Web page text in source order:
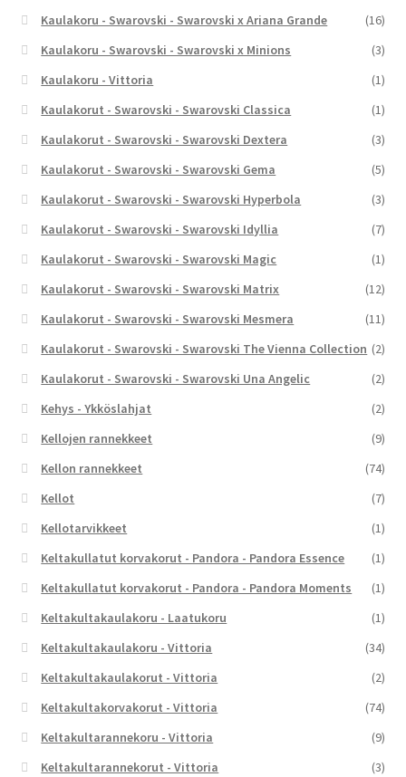
Kaulakoru - Swarovski - Swarovski x Ariana Grande
(16)
Kaulakoru - Swarovski - Swarovski x Minions
(3)
Kaulakoru - Vittoria
(1)
Kaulakorut - Swarovski - Swarovski Classica
(1)
Kaulakorut - Swarovski - Swarovski Dextera
(3)
Kaulakorut - Swarovski - Swarovski Gema
(5)
Kaulakorut - Swarovski - Swarovski Hyperbola
(3)
Kaulakorut - Swarovski - Swarovski Idyllia
(7)
Kaulakorut - Swarovski - Swarovski Magic
(1)
Kaulakorut - Swarovski - Swarovski Matrix
(12)
Kaulakorut - Swarovski - Swarovski Mesmera
(11)
Kaulakorut - Swarovski - Swarovski The Vienna Collection (2)
Kaulakorut - Swarovski - Swarovski Una Angelic
(2)
Kehys - Ykköslahjat
(2)
Kellojen rannekkeet
(9)
Kellon rannekkeet
(74)
Kellot
(7)
Kellotarvikkeet
(1)
Keltakullatut korvakorut - Pandora - Pandora Essence
(1)
Keltakullatut korvakorut - Pandora - Pandora Moments
(1)
Keltakultakaulakoru - Laatukoru
(1)
Keltakultakaulakoru - Vittoria
(34)
Keltakultakaulakorut - Vittoria
(2)
Keltakultakorvakorut - Vittoria
(74)
Keltakultarannekoru - Vittoria
(9)
Keltakultarannekorut - Vittoria
(3)